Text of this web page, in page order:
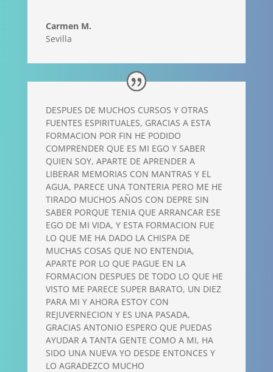
Carmen M.
Sevilla
DESPUES DE MUCHOS CURSOS Y OTRAS
FUENTES ESPIRITUALES, GRACIAS A ESTA
FORMACION POR FIN HE PODIDO
COMPRENDER QUE ES MI EGO Y SABER
QUIEN SOY, APARTE DE APRENDER A
LIBERAR MEMORIAS CON MANTRAS Y EL
AGUA, PARECE UNA TONTERIA PERO ME HE
TIRADO MUCHOS AÑOS CON DEPRE SIN
SABER PORQUE TENIA QUE ARRANCAR ESE
EGO DE MI VIDA, Y ESTA FORMACION FUE
LO QUE ME HA DADO LA CHISPA DE
MUCHAS COSAS QUE NO ENTENDIA,
APARTE POR LO QUE PAGUE EN LA
FORMACION DESPUES DE TODO LO QUE HE
VISTO ME PARECE SUPER BARATO, UN DIEZ
PARA MI Y AHORA ESTOY CON
REJUVERNECION Y ES UNA PASADA,
GRACIAS ANTONIO ESPERO QUE PUEDAS
AYUDAR A TANTA GENTE COMO A MI, HA
SIDO UNA NUEVA YO DESDE ENTONCES Y
LO AGRADEZCO MUCHO